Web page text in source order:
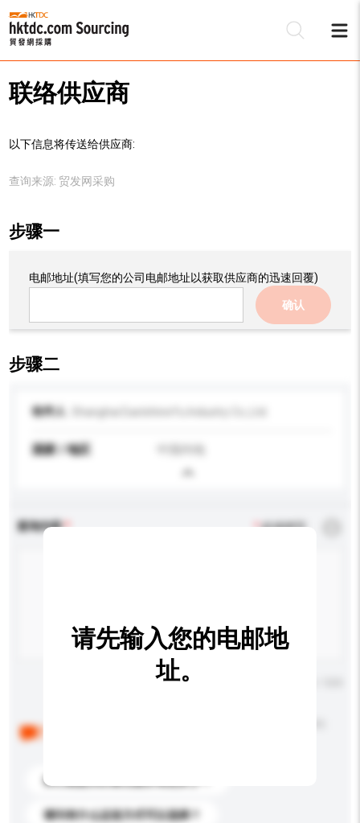
联络供应商
以下信息将传送给供应商:
查询来源: 贸发网采购
步骤一
电邮地址(填写您的公司电邮地址以获取供应商的迅速回覆)
确认
步骤二
收件人
国家 / 地区
查询内容 *必须填写
你们能提供的最优惠价格是多少？
请问有什么运送方式可以选择？
请先输入您的电邮地
址。